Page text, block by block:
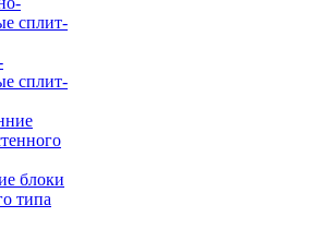
сплит-
блоки
типа